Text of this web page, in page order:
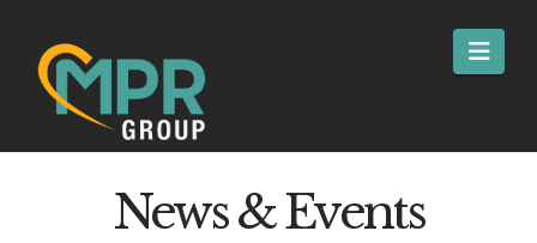
News & Events